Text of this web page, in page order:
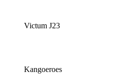
Victum J23
Kangoeroes